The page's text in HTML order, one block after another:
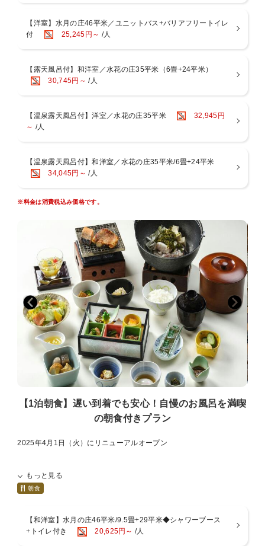
【4】食事処「つつじ亭」が全席ソファテーブル席に！着座するまで
も目で愉しめる水景を設えました。
～とことん温泉宿・箱根小涌谷温泉水の音～
温泉好きにはたまらない？！
カップルやファミリー旅行におすすめ！
【プラン特典】
・箱根小涌園ユネッサン入場券（1人1枚／3歳～大人まで／0～2歳は
※チェックイン時お渡しいたします。（当日ご利用ご希望の場合は、
※発行日の翌日まで有効です。
・当プランは1泊限定プランです。
・当館では入場券のお渡しのみとなり、ご予約はお客様自身でお願い
いたします。
※3連休や夏休みなど一部の日程は、例年完全予約制となっておりま
す。
【水の音自慢！お風呂】
～趣の異なる4つの大浴場～
■特徴1：源泉2種を引く贅沢宿
・「水月の庄」・・・宮ノ下温泉
・「水花の庄」・・・小涌谷温泉
■特徴2：全ての大浴場に、露天風呂と内湯を用意
滞在中は、温泉自慢の宿で湯めぐりを思う存分満喫くださいませ。
■特徴：予約不要＆無料で何度もお愉しみ可能
＼ご宿泊のお客様「全員対象」7つの無料サービス／
【貸切露天風呂】庭園にある3つの貸切露天風呂は「予約＆料金不
【お食事処】共立リゾート名物～夜の小腹の空いた時間に「夜鳴きそ
ば」をご用意～
【洋室】水月の庄46平米／ユニットバス+バリアフリートイレ
付
25,245円～ /人
【露天風呂付】和洋室／水花の庄35平米（6畳+24平米）
30,745円～ /人
【温泉露天風呂付】洋室／水花の庄35平米
32,945円
～ /人
【温泉露天風呂付】和洋室／水花の庄35平米/6畳+24平米
34,045円～ /人
※料金は消費税込み価格です。
【1泊朝食】遅い到着でも安心！自慢のお風呂を満喫
の朝食付きプラン
2025年4月1日（火）にリニューアルオープン
【1】全客室がリニューアル！スマートTVの導入やベッドサイドに
USB電源ポート。
【2】温泉露天風呂付き客室が登場！大浴場に行かなくても箱根の源
泉をお愉しみいただけます。
もっと見る
朝食
【和洋室】水月の庄46平米/9.5畳+29平米◆シャワーブース
+トイレ付き
20,625円～ /人